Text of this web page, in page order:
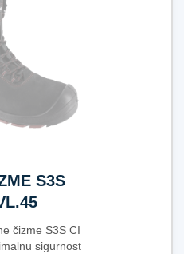
S3S
čizme S3S CI
sigurnost